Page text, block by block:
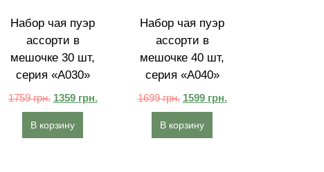
Набор чая пуэр
ассорти в
мешочке 30 шт,
серия «A030»
1759грн. 1359 грн.
В корзину
Набор чая пуэр
ассорти в
мешочке 40 шт,
серия «A040»
1699грн. 1599 грн.
В корзину